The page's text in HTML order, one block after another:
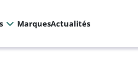
MarquesActualités